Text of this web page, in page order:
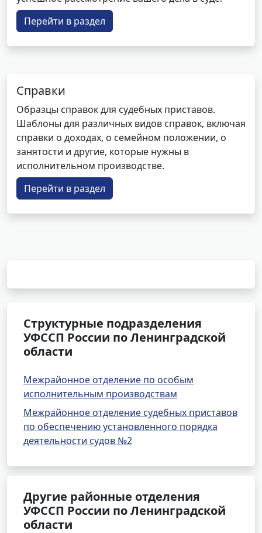
Перейти в раздел
Справки
Образцы справок для судебных приставов.
Шаблоны для различных видов справок, включая
справки о доходах, о семейном положении, о
занятости и другие, которые нужны в
исполнительном производстве.
Перейти в раздел
Структурные подразделения
УФССП России по Ленинградской
области
Межрайонное отделение по особым
исполнительным производствам
Межрайонное отделение судебных приставов
по обеспечению установленного порядка
деятельности судов №2
Другие районные отделения
УФССП России по Ленинградской
области